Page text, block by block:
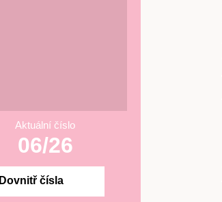
Aktuální číslo
06/26
Dovnitř čísla